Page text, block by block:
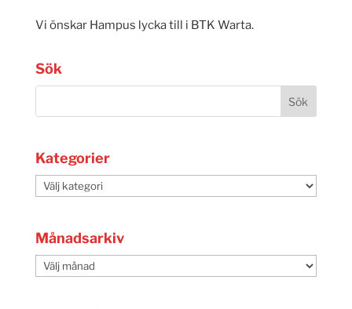
Vi önskar Hampus lycka till i BTK Warta.
Sök
Kategorier
Kategorier
Månadsarkiv
Månadsarkiv